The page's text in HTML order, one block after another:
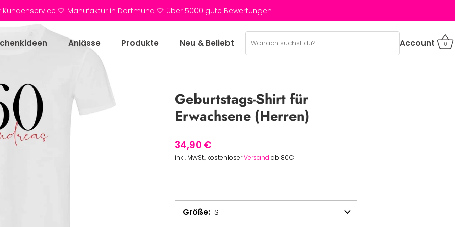
Kundenservice 🤍 Manufaktur in Dortmund 🤍 über 5000 gute Bewertungen
Anlässe Produkte Neu & Beliebt Account 0
Geburtstags-Shirt für
Erwachsene (Herren)
34,90 €
inkl. MwSt., kostenloserVersand ab 80€
Größe S